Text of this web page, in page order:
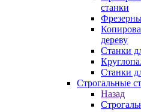
станки
дереву
Станки
Станки
Строгальные
Назад